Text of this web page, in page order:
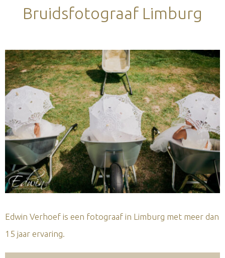
Bruidsfotograaf Limburg
Edwin Verhoef is een fotograaf in Limburg met meer dan
15 jaar ervaring.